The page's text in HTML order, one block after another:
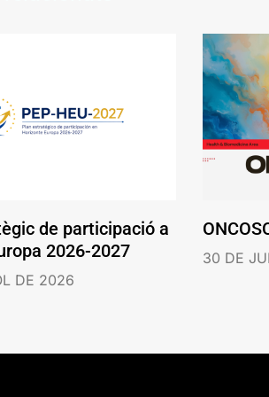
de participació a
2026-2027
DE 2026
30 DE